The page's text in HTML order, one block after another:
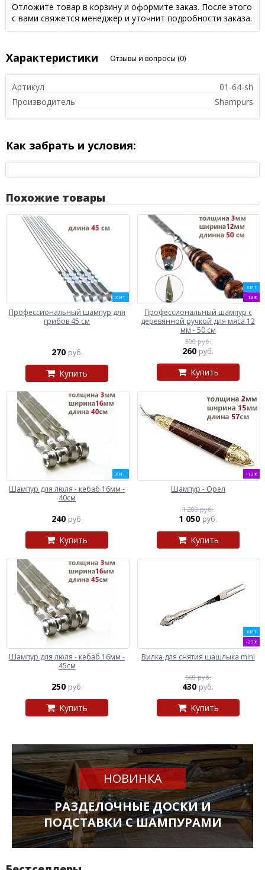
Отложите товар в корзину и оформите заказ. После этого
с вами свяжется менеджер и уточнит подробности заказа.
Характеристики Отзывы и вопросы (0)
Артикул
01-64-sh
Производитель
Shampurs
Как забрать и условия:
Похожие товары
ХИТ
Профессиональный шампур для
грибов 45 см
270 руб.
Купить
ХИТ
-13%
Профессиональный шампур с
деревянной ручкой для мяса 12
мм - 50 см
300 руб.
260 руб.
Купить
ХИТ
Шампур для люля - кебаб 16мм -
40см
240 руб.
Купить
-13%
Шампур - Орел
1 200 руб.
1 050 руб.
Купить
Шампур для люля - кебаб 16мм -
45см
250 руб.
Купить
ХИТ
-23%
Вилка для снятия шашлыка mini
560 руб.
430 руб.
Купить
НОВИНКА
РАЗДЕЛОЧНЫЕ ДОСКИ И
ПОДСТАВКИ С ШАМПУРАМИ